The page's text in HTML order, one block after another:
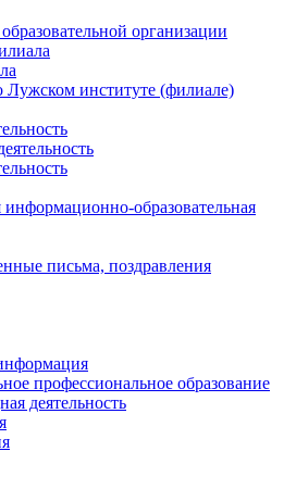
организации
институте (филиале)
образовательная
письма, поздравления
профессиональное образование
деятельность